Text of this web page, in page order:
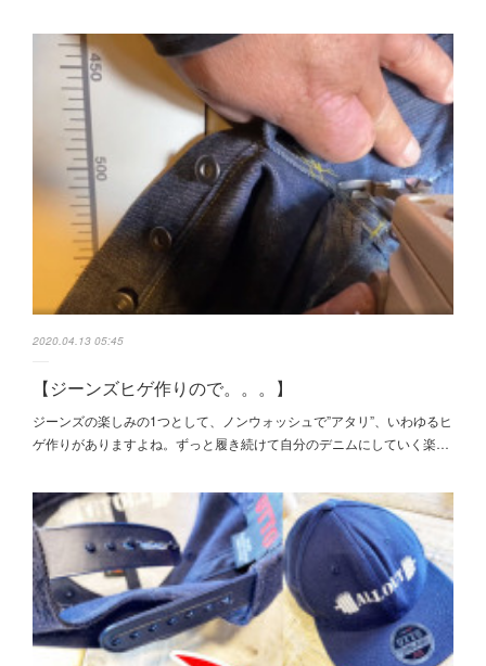
2020.04.13 05:45
【ジーンズヒゲ作りので。。。】
ジーンズの楽しみの1つとして、ノンウォッシュで”アタリ”、いわゆるヒ
ゲ作りがありますよね。ずっと履き続けて自分のデニムにしていく楽…